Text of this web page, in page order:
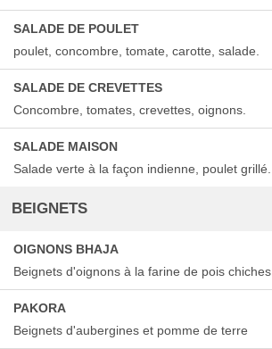
SALADE DE POULET
poulet, concombre, tomate, carotte, salade.
SALADE DE CREVETTES
Concombre, tomates, crevettes, oignons.
SALADE MAISON
Salade verte à la façon indienne, poulet grillé.
BEIGNETS
OIGNONS BHAJA
Beignets d'oignons à la farine de pois chiches.
PAKORA
Beignets d'aubergines et pomme de terre